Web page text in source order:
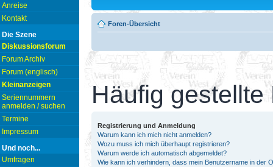
Anreise
Kontakt
Die Szene
Diskussionsforum
Forum Archiv
Forum (englisch)
Kleinanzeigen
Seriennummern
anmelden / suchen
Termine
Impressum
Und noch...
Umfragen
Foren-Übersicht
Häufig gestellte
Registrierung und Anmeldung
Warum kann ich mich nicht anmelden?
Wozu muss ich mich überhaupt registrieren?
Warum werde ich automatisch abgemeldet?
Wie kann ich verhindern, dass mein Benutzername in der